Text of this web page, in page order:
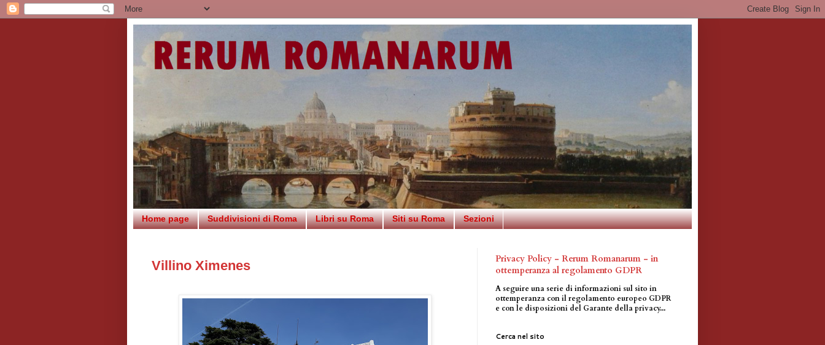
Home page Suddivisioni di Roma Libri su Roma Siti su Roma Sezioni
Villino Ximenes
Privacy Policy - Rerum Romanarum - in
ottemperanza al regolamento GDPR
A seguire una serie di informazioni sul sito in
ottemperanza con il regolamento europeo GDPR
e con le disposizioni del Garante della privacy...
Cerca nel sito